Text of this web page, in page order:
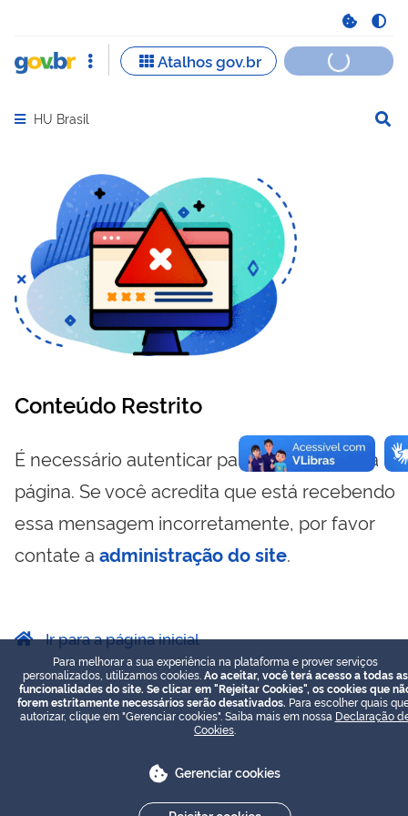
Abrir menu principal de navegação
HU Brasil
Conteúdo Restrito
É necessário autenticar para visualizar essa
página. Se você acredita que está recebendo
essa mensagem incorretamente, por favor
contate a administração do site.
Ir para a página inicial
Para melhorar a sua experiência na plataforma e prover serviços
personalizados, utilizamos cookies. Ao aceitar, você terá acesso a todas as
funcionalidades do site. Se clicar em "Rejeitar Cookies", os cookies que
forem estritamente necessários serão desativados. Para escolher quais
autorizar, clique em "Gerenciar cookies". Saiba mais em nossa Declaração
Cookies
Gerenciar cookies